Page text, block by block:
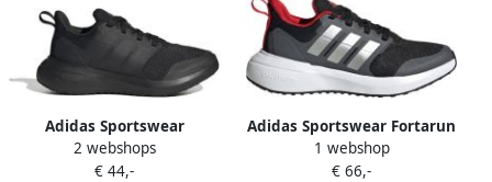
Adidas Sportswear
FortaRun 2.0 sneakers
zwart antraciet Mesh 36 2 3
2 webshops
€ 44,-
Adidas Sportswear Fortarun
2.0 Kindersneakers Zwart 1
3
1 webshop
€ 66,-